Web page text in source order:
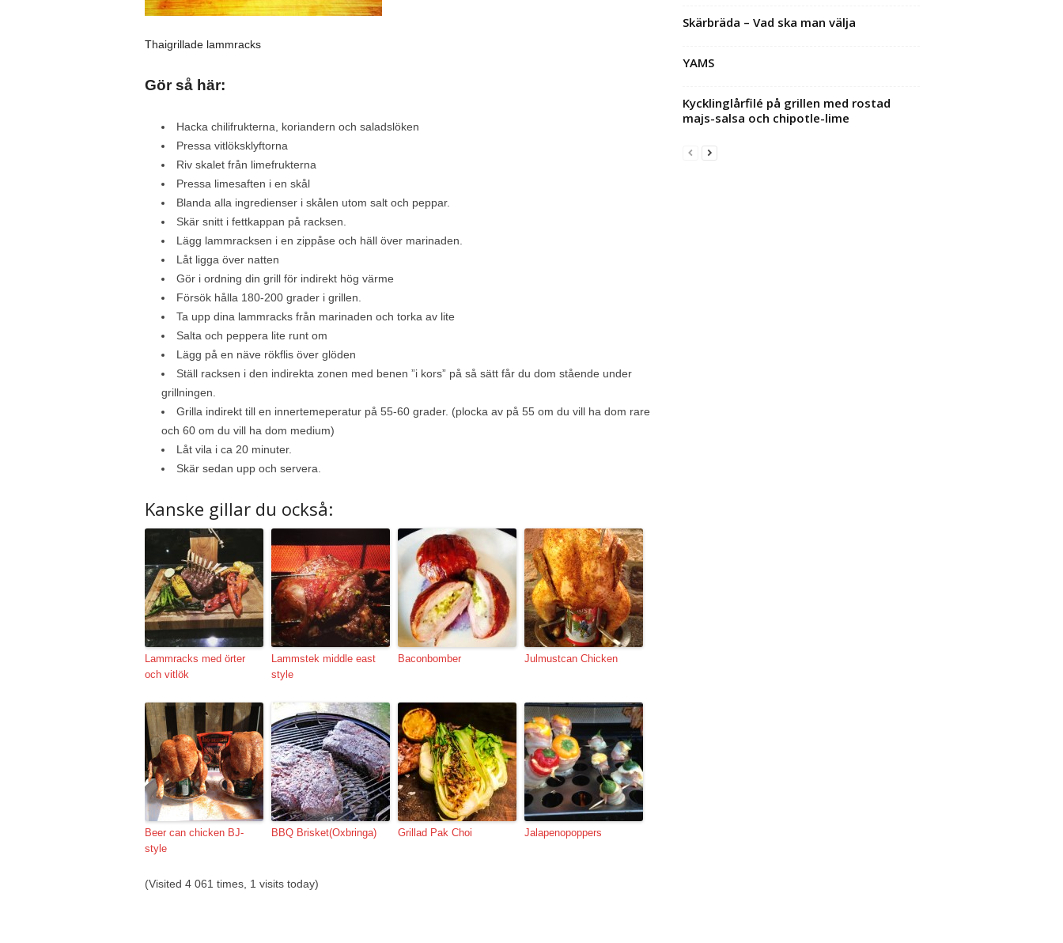
Thaigrillade lammracks
Gör så här:
Hacka chilifrukterna, koriandern och saladslöken
Pressa vitlöksklyftorna
Riv skalet från limefrukterna
Pressa limesaften i en skål
Blanda alla ingredienser i skålen utom salt och peppar.
Skär snitt i fettkappan på racksen.
Lägg lammracksen i en zippåse och häll över marinaden.
Låt ligga över natten
Gör i ordning din grill för indirekt hög värme
Försök hålla 180-200 grader i grillen.
Ta upp dina lammracks från marinaden och torka av lite
Salta och peppera lite runt om
Lägg på en näve rökflis över glöden
Ställ racksen i den indirekta zonen med benen ”i kors” på så sätt får du dom stående under
grillningen.
Grilla indirekt till en innertemeperatur på 55-60 grader. (plocka av på 55 om du vill ha dom rare
och 60 om du vill ha dom medium)
Låt vila i ca 20 minuter.
Skär sedan upp och servera.
Kanske gillar du också:
Lammracks med örter
och vitlök
Lammstek middle east
style
Baconbomber Julmustcan Chicken
Beer can chicken BJ-
style
BBQ Brisket(Oxbringa) Grillad Pak Choi Jalapenopoppers
(Visited 4 061 times, 1 visits today)
Skärbräda – Vad ska man välja
YAMS
Kycklinglårfilé på grillen med rostad
majs-salsa och chipotle-lime